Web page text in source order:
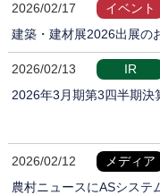
2026/02/17
イベント
建築・建材展2026出展の
2026/02/13
IR
2026年3月期第3四半期決
2026/02/12
メディア
農村ニュースにASシステ